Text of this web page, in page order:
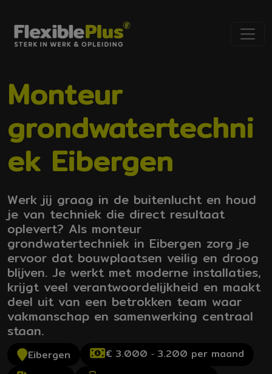
Monteur
grondwatertechni
ek Eibergen
Werk jij graag in de buitenlucht en houd
je van techniek die direct resultaat
oplevert? Als monteur
grondwatertechniek in Eibergen zorg je
ervoor dat bouwplaatsen veilig en droog
blijven. Je werkt met moderne installaties,
krijgt veel verantwoordelijkheid en maakt
deel uit van een betrokken team waar
vakmanschap en samenwerking centraal
staan.
Eibergen
€ 3.000 ‐ 3.200 per maand